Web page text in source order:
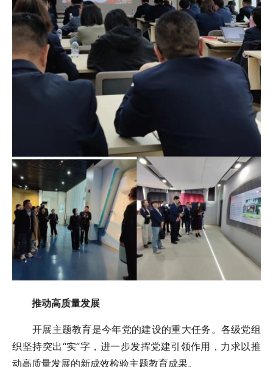
推动高质量发展
开展主题教育是今年党的建设的重大任务。各级党组
织坚持突出“实”字，进一步发挥党建引领作用，力求以推
动高质量发展的新成效检验主题教育成果。